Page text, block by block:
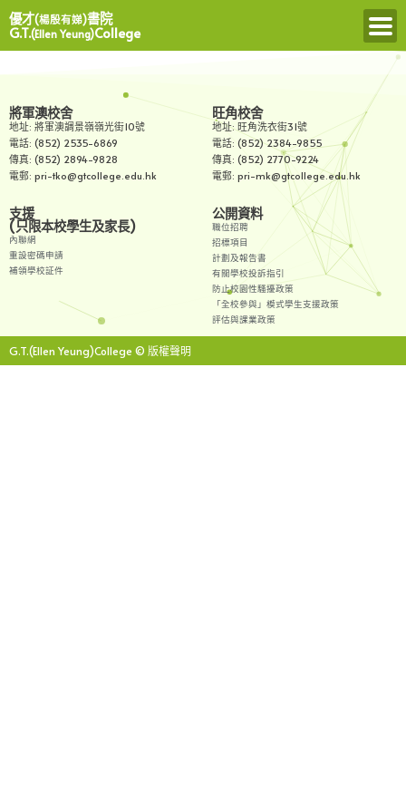
優才(楊殷有娣)書院
G.T.(Ellen Yeung)College
將軍澳校舍
地址: 將軍澳調景嶺嶺光街10號
電話: (852) 2535-6869
傳真: (852) 2894-9828
電郵: pri-tko@gtcollege.edu.hk
旺角校舍
地址: 旺角洗衣街31號
電話: (852) 2384-9855
傳真: (852) 2770-9224
電郵: pri-mk@gtcollege.edu.hk
支援
(只限本校學生及家長)
內聯網
重設密碼申請
補領學校証件
公開資料
職位招聘
招標項目
計劃及報告書
有關學校投訴指引
防止校園性騷擾政策
「全校參與」模式學生支援政策
評估與課業政策
G.T.(Ellen Yeung)College © 版權聲明